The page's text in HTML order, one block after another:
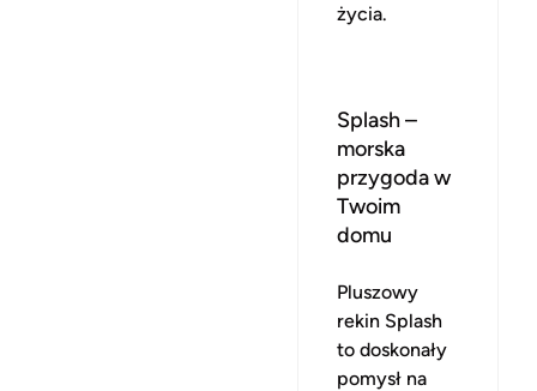
życia.
Splash –
morska
przygoda w
Twoim
domu
Pluszowy
rekin Splash
to doskonały
pomysł na